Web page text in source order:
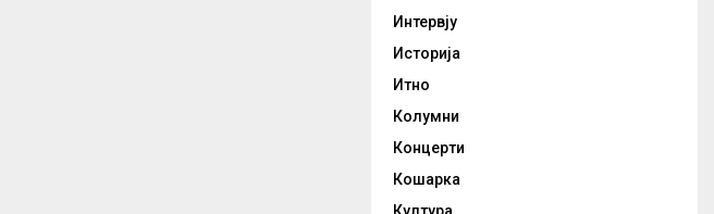
Интервју
Историја
Итно
Колумни
Концерти
Кошарка